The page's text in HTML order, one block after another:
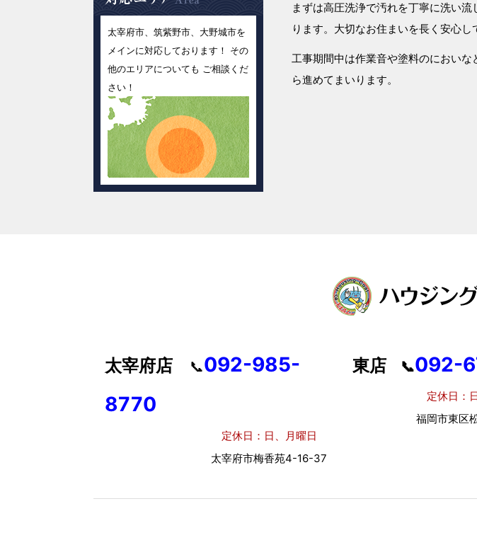
まずは高圧洗浄で汚れを丁寧に洗い
ります。大切なお住まいを長く安心
工事期間中は作業音や塗料のにおい
ら進めてまいります。
太宰府市、筑紫野市、大野城市を
メインに対応しております！ その
他のエリアについても ご相談くだ
さい！
太宰府店 📞092-985-
8770
定休日：日、月曜日
太宰府市梅香苑4-16-37
東店 📞092-
定休日：日、
福岡市東区松香